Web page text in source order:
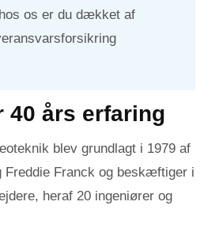
os er du dækket af
40 års erfaring
blev grundlagt i 1979 af
Freddie Franck og beskæftiger i
heraf 20 ingeniører og